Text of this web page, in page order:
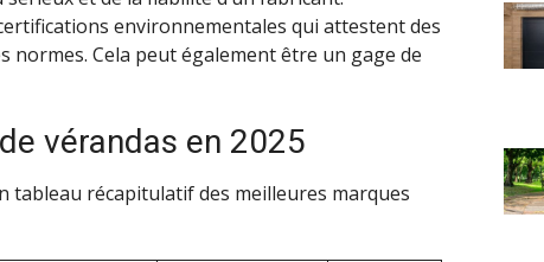
environnementales qui attestent des
normes. Cela peut également être un gage de
vérandas en 2025
tableau récapitulatif des meilleures marques